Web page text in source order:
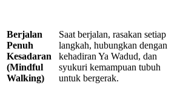
Berjalan
Penuh
Kesadaran
(Mindful
Walking)
Saat berjalan, rasakan setiap
langkah, hubungkan dengan
kehadiran Ya Wadud, dan
syukuri kemampuan tubuh
untuk bergerak.